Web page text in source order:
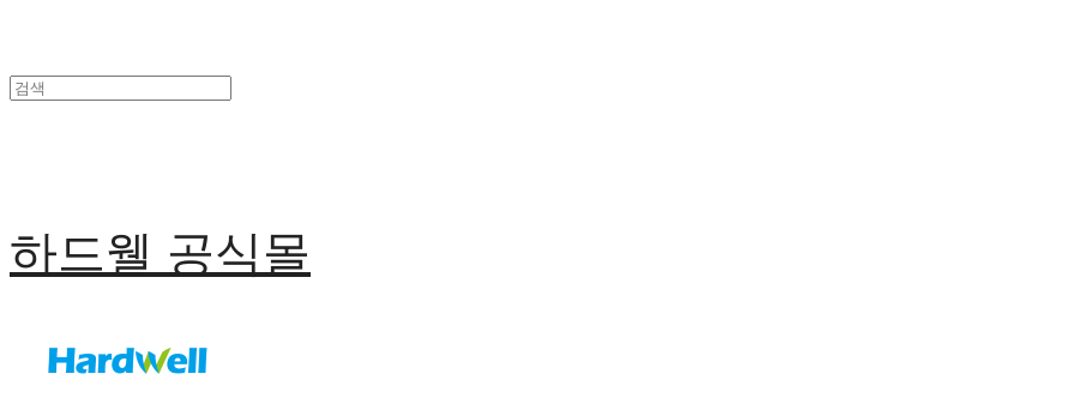
하드웰 공식몰